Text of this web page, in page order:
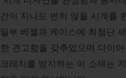
이 지나도 변치 않을 시계를
부 베젤과 케이스에 최첨단
견고함을 갖추었으며 다이
래치를 방지하는 이 소재는